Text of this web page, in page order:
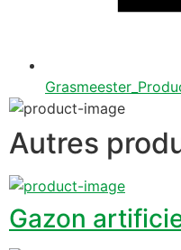
Autres
Gazon